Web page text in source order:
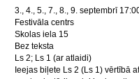
3., 4., 5., 7., 8., 9. septembrī
Festivāla centrs
Skolas iela 15
Bez teksta
Ls 2; Ls 1 (ar atlaidi)
Ieejas biļete Ls 2 (Ls 1) vērtībā